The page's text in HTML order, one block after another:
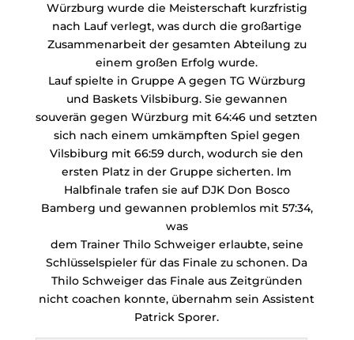
Würzburg wurde die Meisterschaft kurzfristig
nach Lauf verlegt, was durch die großartige
Zusammenarbeit der gesamten Abteilung zu
einem großen Erfolg wurde.
Lauf spielte in Gruppe A gegen TG Würzburg
und Baskets Vilsbiburg. Sie gewannen
souverän gegen Würzburg mit 64:46 und setzten
sich nach einem umkämpften Spiel gegen
Vilsbiburg mit 66:59 durch, wodurch sie den
ersten Platz in der Gruppe sicherten. Im
Halbfinale trafen sie auf DJK Don Bosco
Bamberg und gewannen problemlos mit 57:34,
was
dem Trainer Thilo Schweiger erlaubte, seine
Schlüsselspieler für das Finale zu schonen. Da
Thilo Schweiger das Finale aus Zeitgründen
nicht coachen konnte, übernahm sein Assistent
Patrick Sporer.